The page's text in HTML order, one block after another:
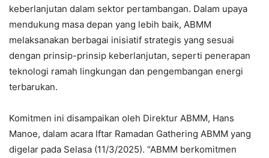
keberlanjutan dalam sektor pertambangan. Dalam upaya
mendukung masa depan yang lebih baik, ABMM
melaksanakan berbagai inisiatif strategis yang sesuai
dengan prinsip-prinsip keberlanjutan, seperti penerapan
teknologi ramah lingkungan dan pengembangan energi
terbarukan.
Komitmen ini disampaikan oleh Direktur ABMM, Hans
Manoe, dalam acara Iftar Ramadan Gathering ABMM yang
digelar pada Selasa (11/3/2025). “ABMM berkomitmen